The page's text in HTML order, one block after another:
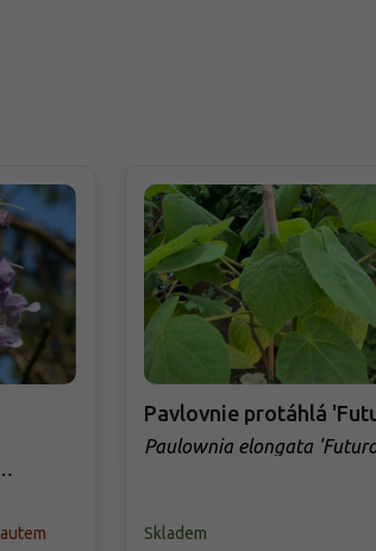
Pavlovnie protáhlá
Paulownia elongata
Skladem